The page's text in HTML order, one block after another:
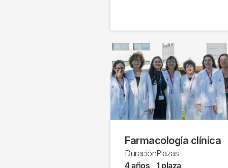
Farmacología clínica
Duración
4 años
Plazas
1 plaza